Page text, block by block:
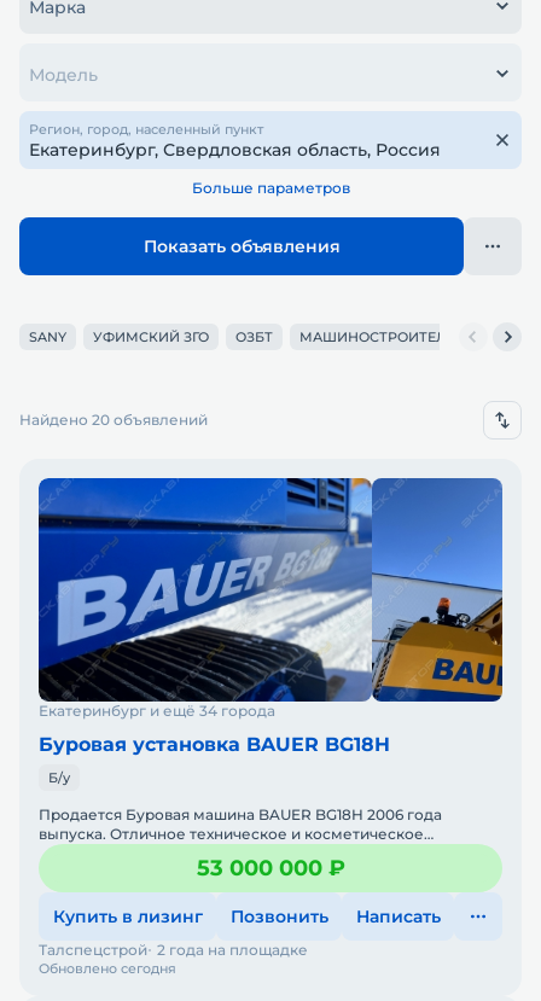
Марка
Модель
Регион, город, населенный пункт
Больше параметров
Показать объявления
SANY УФИМСКИЙ ЗГО ОЗБТ МАШИНОСТРОИТЕЛЬНЫЙ
Найдено 20 объявлений
Екатеринбург и ещё 34 города
Буровая установка BAUER BG18H
Б/у
Продается Буровая машина BAUER BG18H 2006 года
выпуска. Отличное техническое и косметическое
состояния, готов к эксплуатации. Все ТО проводились
согласно реглам
53 000 000 ₽
Купить в лизинг Позвонить Написать
Обновлено сегодня
Талспецстрой 2 года на площадке